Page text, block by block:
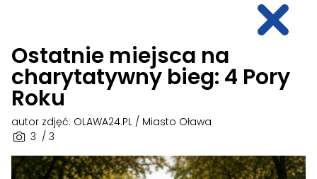
Ostatnie miejsca na
charytatywny bieg: 4 Pory
Roku
3 / 3
autor zdjęć: OLAWA24.PL / Miasto Oława